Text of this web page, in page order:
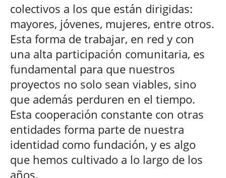
colectivos a los que están dirigidas:
mayores, jóvenes, mujeres, entre otros.
Esta forma de trabajar, en red y con
una alta participación comunitaria, es
fundamental para que nuestros
proyectos no solo sean viables, sino
que además perduren en el tiempo.
Esta cooperación constante con otras
entidades forma parte de nuestra
identidad como fundación, y es algo
que hemos cultivado a lo largo de los
años.